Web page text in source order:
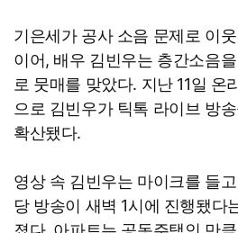
기은세가 공사 소음 문제로 이
이어, 배우 김빈우는 층간소음
로 뭇매를 맞았다. 지난 11일 온
으로 김빈우가 틱톡 라이브 방
확산됐다.
영상 속 김빈우는 마이크를 들
당 방송이 새벽 1시에 진행됐다